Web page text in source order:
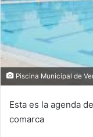
Piscina Municipal de
Esta es la agenda
comarca